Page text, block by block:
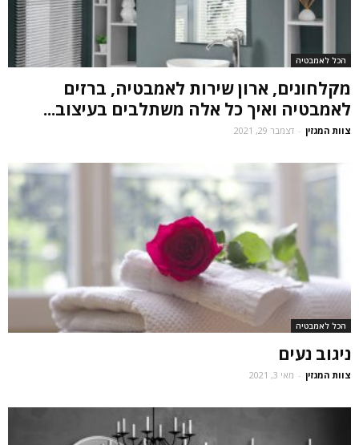
הכל לאמבטיה
מקלחונים, ארון שירות לאמבטיה, ברזים
לאמבטיה ואיך כל אלה משתלבים בעיצוב...
צוות המגזין - דצמבר 29, 2021
הכל לאמבטיה
ניגוב נעים
צוות המגזין - מאי 3, 2021